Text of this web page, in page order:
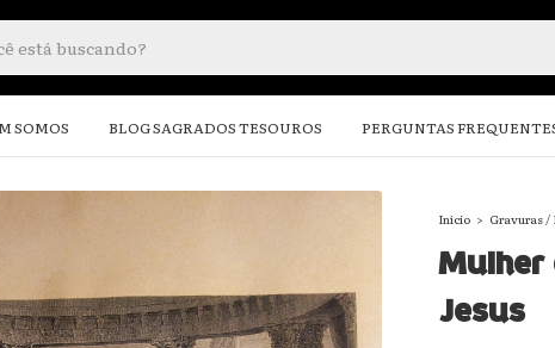
SOMOS BLOG SAGRADOS TESOUROS PERGUNTAS
Início > Gravuras /
Mulher
Jesus